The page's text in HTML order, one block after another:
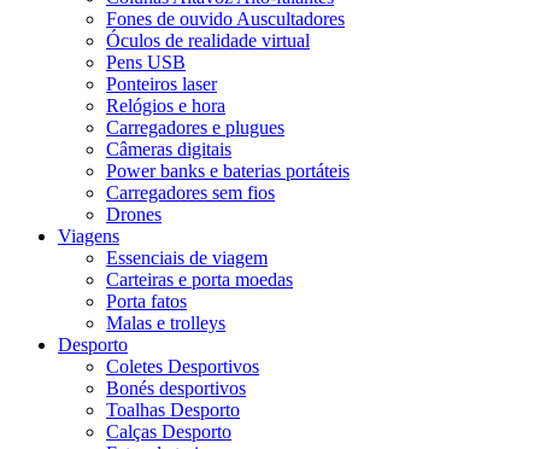
Fones de ouvido Auscultadores
Óculos de realidade virtual
Pens USB
Ponteiros laser
Relógios e hora
Carregadores e plugues
Câmeras digitais
Power banks e baterias portáteis
Carregadores sem fios
Drones
Viagens
Essenciais de viagem
Carteiras e porta moedas
Porta fatos
Malas e trolleys
Desporto
Coletes Desportivos
Bonés desportivos
Toalhas Desporto
Calças Desporto